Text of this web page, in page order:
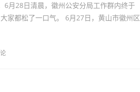
月28日清晨，徽州公安分局工作群内终于
家都松了一口气。 6月27日，黄山市徽州区